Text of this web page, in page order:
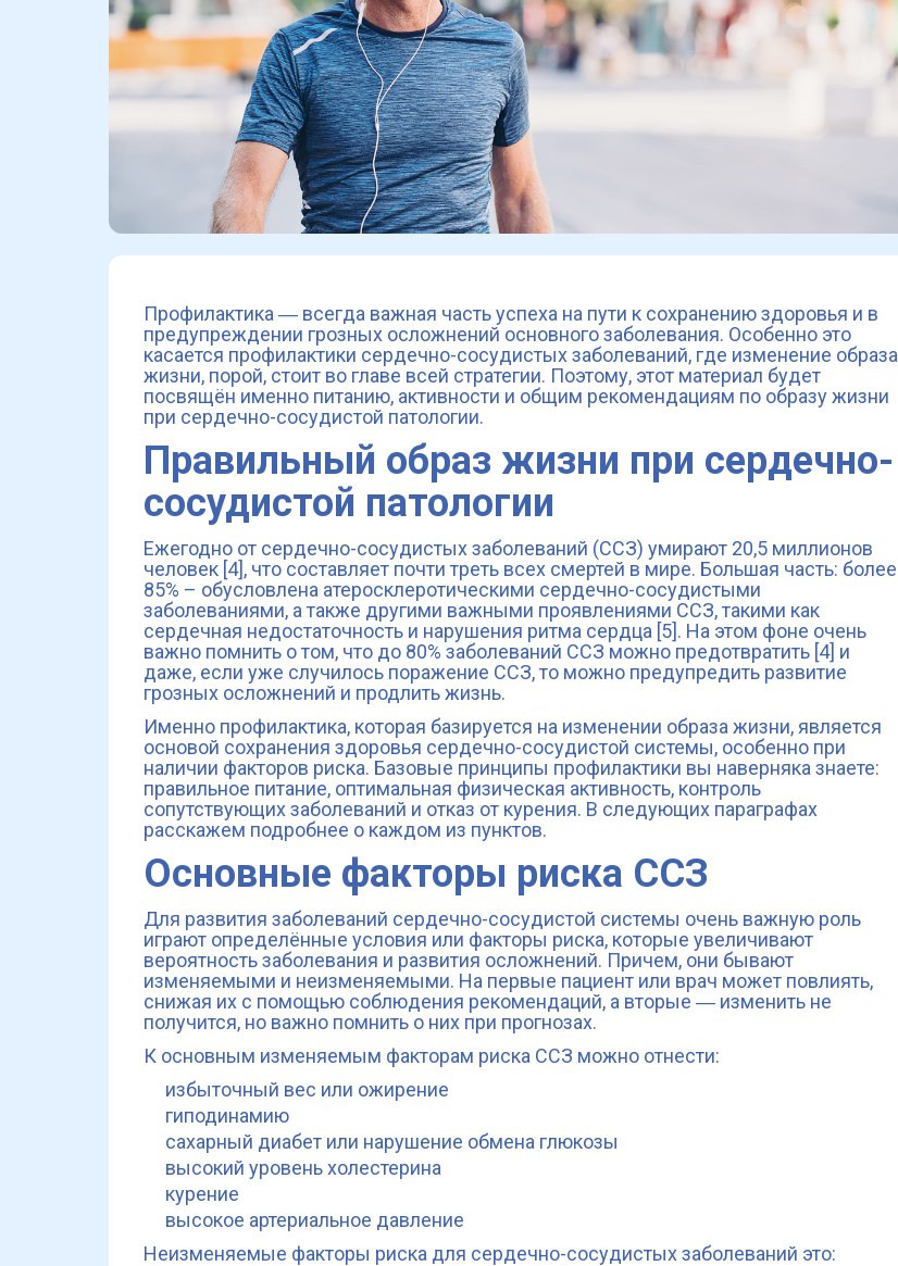
Профилактика ― всегда важная часть успеха на пути к сохранению здоровья и в
предупреждении грозных осложнений основного заболевания. Особенно это
касается профилактики сердечно-сосудистых заболеваний, где изменение образа
жизни, порой, стоит во главе всей стратегии. Поэтому, этот материал будет
посвящён именно питанию, активности и общим рекомендациям по образу жизни
при сердечно-сосудистой патологии.
Правильный образ жизни при сердечно-
сосудистой патологии
Ежегодно от сердечно-сосудистых заболеваний (ССЗ) умирают 20,5 миллионов
человек [4], что составляет почти треть всех смертей в мире. Большая часть: более
85% – обусловлена ​​атеросклеротическими сердечно-сосудистыми
заболеваниями, а также другими важными проявлениями ССЗ, такими как
сердечная недостаточность и нарушения ритма сердца [5]. На этом фоне очень
важно помнить о том, что до 80% заболеваний ССЗ можно предотвратить [4] и
даже, если уже случилось поражение ССЗ, то можно предупредить развитие
грозных осложнений и продлить жизнь.
Именно профилактика, которая базируется на изменении образа жизни, является
основой сохранения здоровья сердечно-сосудистой системы, особенно при
наличии факторов риска. Базовые принципы профилактики вы наверняка знаете:
правильное питание, оптимальная физическая активность, контроль
сопутствующих заболеваний и отказ от курения. В следующих параграфах
расскажем подробнее о каждом из пунктов.
Основные факторы риска ССЗ
Для развития заболеваний сердечно-сосудистой системы очень важную роль
играют определённые условия или факторы риска, которые увеличивают
вероятность заболевания и развития осложнений. Причем, они бывают
изменяемыми и неизменяемыми. На первые пациент или врач может повлиять,
снижая их с помощью соблюдения рекомендаций, а вторые ― изменить не
получится, но важно помнить о них при прогнозах.
К основным изменяемым факторам риска ССЗ можно отнести:
избыточный вес или ожирение
гиподинамию
сахарный диабет или нарушение обмена глюкозы
высокий уровень холестерина
курение
высокое артериальное давление
Неизменяемые факторы риска для сердечно-сосудистых заболеваний это: